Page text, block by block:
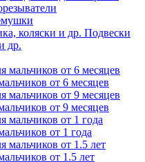
Подвески
др.
от 6 месяцев
от 9 месяцев
от 1 года
от 1.5 лет